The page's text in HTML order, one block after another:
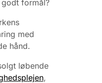
formål?
med
hånd.
løbende
,